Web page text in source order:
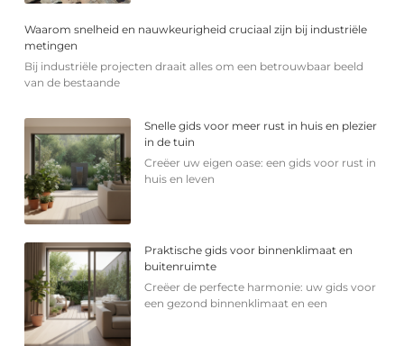
Waarom snelheid en nauwkeurigheid cruciaal zijn bij industriële
metingen
Bij industriële projecten draait alles om een betrouwbaar beeld
van de bestaande
Snelle gids voor meer rust in huis en plezier
in de tuin
Creëer uw eigen oase: een gids voor rust in
huis en leven
Praktische gids voor binnenklimaat en
buitenruimte
Creëer de perfecte harmonie: uw gids voor
een gezond binnenklimaat en een